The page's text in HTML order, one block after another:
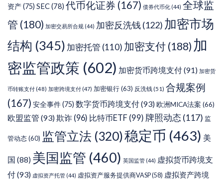
资产(75) SEC(78) 代币化证券 (167) 债券代币化 (44) 全球监
管 (180) 加密交易所合规 (44) 加密反洗钱 (122) 加密市场
结构 (345) 加密托管 (110) 加密支付 (188) 加
密监管政策 (602) 加密货币跨境支付(91) 加密货
币转账支付 (48) 加密跨境支付 (47) 加密银行(63) 反洗钱(51) 合规案例
(167) 安全事件(75) 数字货币跨境支付(93)欧洲MICA法案 (66)
欧盟监管 (93)欺诈 (96) 比特币ETF (99) 牌照动态 (117) 监
管动态(60) 监管立法 (320)稳定币 (463) 美
国 (88) 美国监管 (460) 英国监管 (44) 虚拟货币跨境支
付(93) 虚拟资产托管 (44) 虚拟资产服务提供商VASP(58) 虚拟资产跨境